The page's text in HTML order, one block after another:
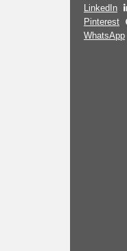
LinkedIn
Pinterest
WhatsApp